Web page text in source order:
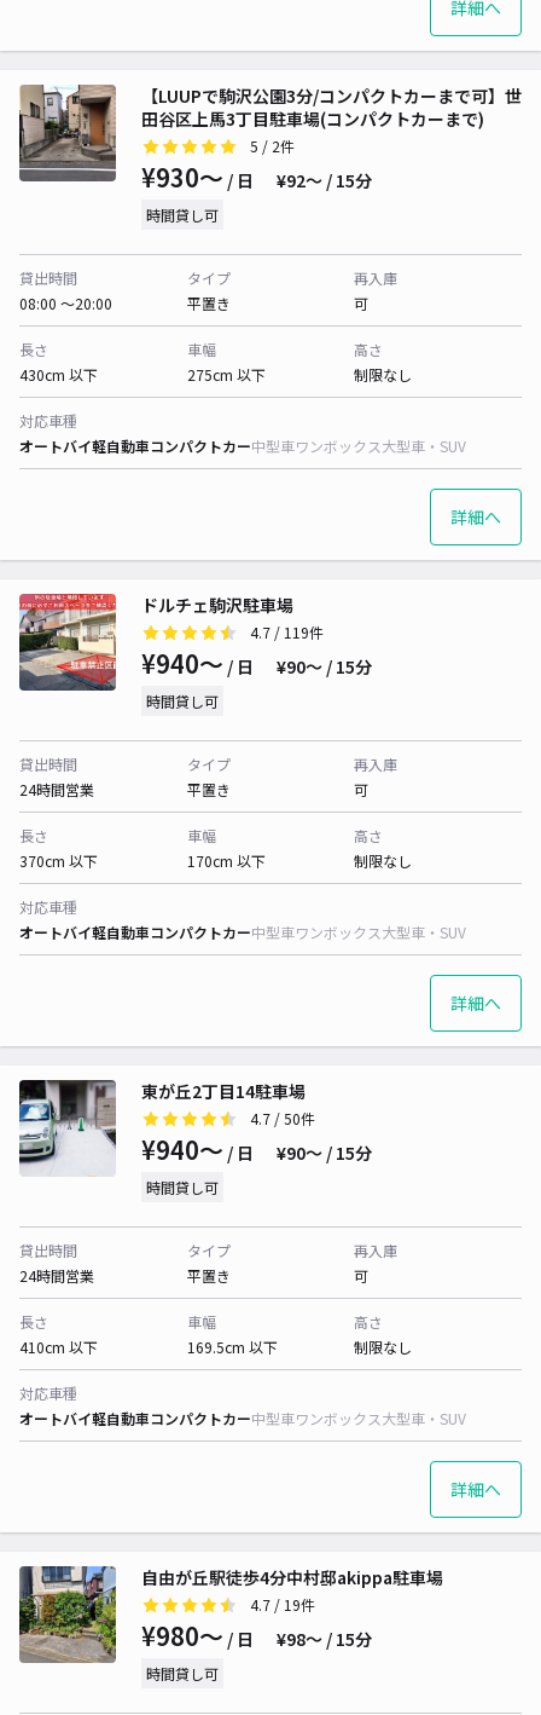
詳細へ
【LUUPで駒沢公園3分/コンパクトカーまで可】世
田谷区上馬3丁目駐車場(コンパクトカーまで)
5 / 2件
¥930〜 / 日 ¥92〜 / 15分
時間貸し可
貸出時間
08:00 〜20:00
タイプ
平置き
再入庫
可
長さ
430cm 以下
車幅
275cm 以下
高さ
制限なし
対応車種
オートバイ軽自動車コンパクトカー中型車ワンボックス大型車・SUV
詳細へ
ドルチェ駒沢駐車場
4.7 / 119件
¥940〜 / 日 ¥90〜 / 15分
時間貸し可
貸出時間
24時間営業
タイプ
平置き
再入庫
可
長さ
370cm 以下
車幅
170cm 以下
高さ
制限なし
対応車種
オートバイ軽自動車コンパクトカー中型車ワンボックス大型車・SUV
詳細へ
東が丘2丁目14駐車場
4.7 / 50件
¥940〜 / 日 ¥90〜 / 15分
時間貸し可
貸出時間
24時間営業
タイプ
平置き
再入庫
可
長さ
410cm 以下
車幅
169.5cm 以下
高さ
制限なし
対応車種
オートバイ軽自動車コンパクトカー中型車ワンボックス大型車・SUV
詳細へ
自由が丘駅徒歩4分中村邸akippa駐車場
4.7 / 19件
¥980〜 / 日 ¥98〜 / 15分
時間貸し可